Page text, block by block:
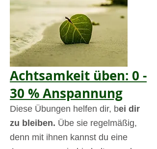
Achtsamkeit üben: 0 -
30 % Anspannung
Diese Übungen helfen dir, bei dir
zu bleiben. Übe sie regelmäßig,
denn mit ihnen kannst du eine